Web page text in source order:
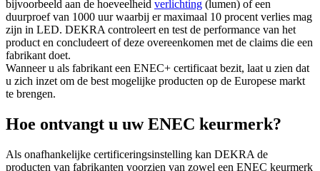
bijvoorbeeld aan de hoeveelheid verlichting (lumen) of een
duurproef van 1000 uur waarbij er maximaal 10 procent verlies mag
zijn in LED. DEKRA controleert en test de performance van het
product en concludeert of deze overeenkomen met de claims die een
fabrikant doet.
Wanneer u als fabrikant een ENEC+ certificaat bezit, laat u zien dat
u zich inzet om de best mogelijke producten op de Europese markt
te brengen.
Hoe ontvangt u uw ENEC keurmerk?
Als onafhankelijke certificeringsinstelling kan DEKRA de
producten van fabrikanten voorzien van zowel een ENEC keurmerk